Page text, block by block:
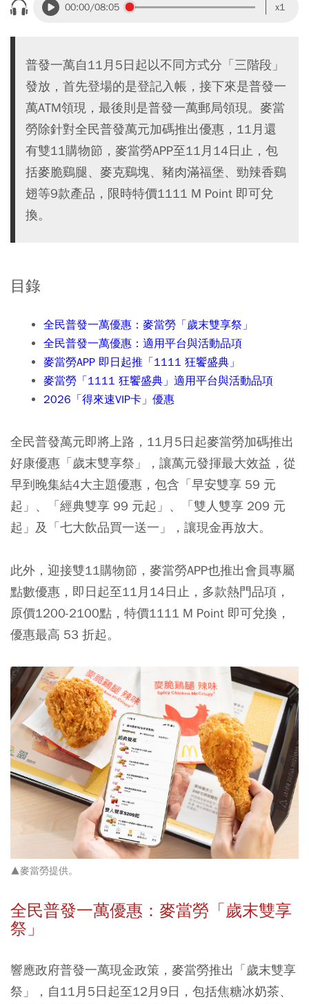
00:00/08:05 x1
普發一萬自11月5日起以不同方式分「三階段」
發放，首先登場的是登記入帳，接下來是普發一
萬ATM領現，最後則是普發一萬郵局領現。麥當
勞除針對全民普發萬元加碼推出優惠，11月還
有雙11購物節，麥當勞APP至11月14日止，包
括麥脆鷄腿、麥克鷄塊、豬肉滿福堡、勁辣香鷄
翅等9款產品，限時特價1111 M Point 即可兌
換。
目錄
全民普發一萬優惠：麥當勞「歲末雙享祭」
全民普發一萬優惠：適用平台與活動品項
麥當勞APP 即日起推「1111 狂饗盛典」
麥當勞「1111 狂饗盛典」適用平台與活動品項
2026「得來速VIP卡」優惠
全民普發萬元即將上路，11月5日起麥當勞加碼推出
好康優惠「歲末雙享祭」，讓萬元發揮最大效益，從
早到晚集結4大主題優惠，包含「早安雙享 59 元
起」、「經典雙享 99 元起」、「雙人雙享 209 元
起」及「七大飲品買一送一」，讓現金再放大。
此外，迎接雙11購物節，麥當勞APP也推出會員專屬
點數優惠，即日起至11月14日止，多款熱門品項，
原價1200-2100點，特價1111 M Point 即可兌換，
優惠最高 53 折起。
▲麥當勞提供。
全民普發一萬優惠：麥當勞「歲末雙享
祭」
響應政府普發一萬現金政策，麥當勞推出「歲末雙享
祭」，自11月5日起至12月9日，包括焦糖冰奶茶、